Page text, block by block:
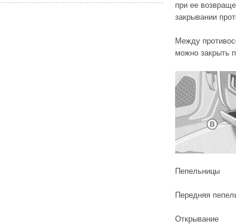
при ее
закрывании
Между
можно закрыть
Пепельницы
Передняя
Открывание